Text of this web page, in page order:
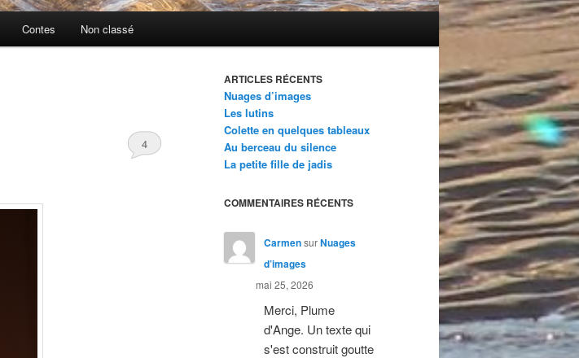
Contes Non classé
4
ARTICLES RÉCENTS
Nuages d’images
Les lutins
Colette en quelques tableaux
Au berceau du silence
La petite fille de jadis
COMMENTAIRES RÉCENTS
CarmensurNuages
d’images
mai 25, 2026
Merci, Plume
d'Ange. Un texte qui
s'est construit goutte